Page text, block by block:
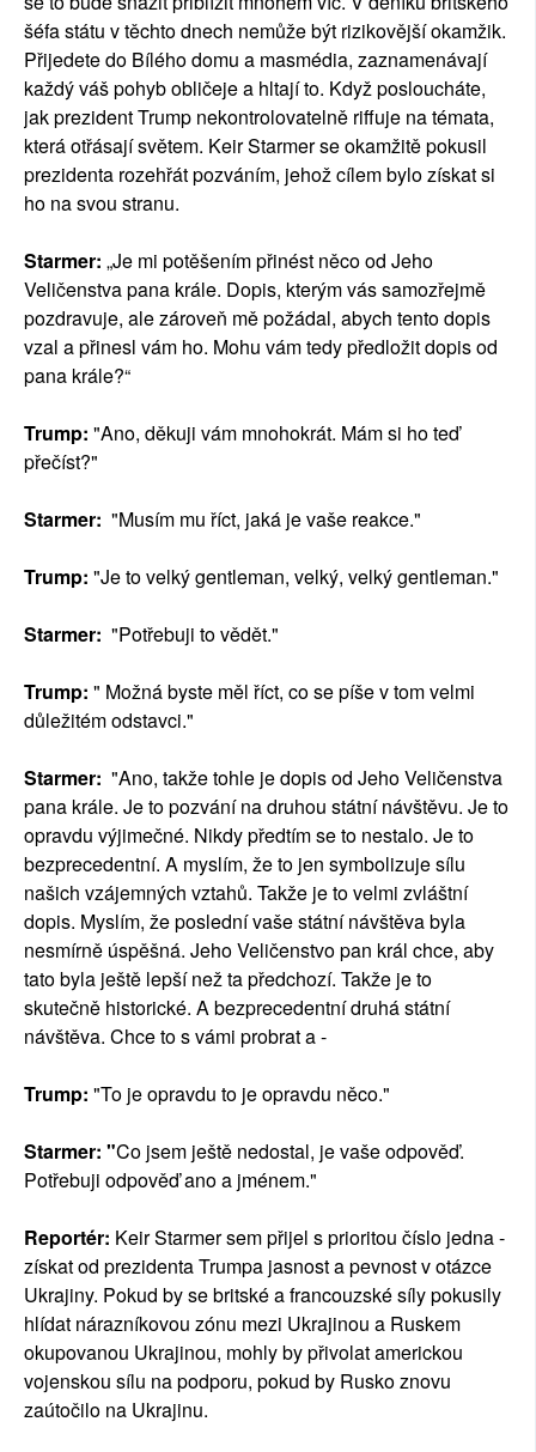
šéfa státu v těchto dnech nemůže být rizikovější okamžik.
Přijedete do Bílého domu a masmédia, zaznamenávají
každý váš pohyb obličeje a hltají to. Když posloucháte,
jak prezident Trump nekontrolovatelně riffuje na témata,
která otřásají světem. Keir Starmer se okamžitě pokusil
prezidenta rozehřát pozváním, jehož cílem bylo získat si
ho na svou stranu.
Starmer: „Je mi potěšením přinést něco od Jeho
Veličenstva pana krále. Dopis, kterým vás samozřejmě
pozdravuje, ale zároveň mě požádal, abych tento dopis
vzal a přinesl vám ho. Mohu vám tedy předložit dopis od
pana krále?“
Trump: "Ano, děkuji vám mnohokrát. Mám si ho teď
přečíst?"
Starmer: "Musím mu říct, jaká je vaše reakce."
Trump: "Je to velký gentleman, velký, velký gentleman."
Starmer: "Potřebuji to vědět."
Trump: " Možná byste měl říct, co se píše v tom velmi
důležitém odstavci."
Starmer: "Ano, takže tohle je dopis od Jeho Veličenstva
pana krále. Je to pozvání na druhou státní návštěvu. Je to
opravdu výjimečné. Nikdy předtím se to nestalo. Je to
bezprecedentní. A myslím, že to jen symbolizuje sílu
našich vzájemných vztahů. Takže je to velmi zvláštní
dopis. Myslím, že poslední vaše státní návštěva byla
nesmírně úspěšná. Jeho Veličenstvo pan král chce, aby
tato byla ještě lepší než ta předchozí. Takže je to
skutečně historické. A bezprecedentní druhá státní
návštěva. Chce to s vámi probrat a -
Trump: "To je opravdu to je opravdu něco."
Starmer: "Co jsem ještě nedostal, je vaše odpověď.
Potřebuji odpověď ano a jménem."
Reportér: Keir Starmer sem přijel s prioritou číslo jedna -
získat od prezidenta Trumpa jasnost a pevnost v otázce
Ukrajiny. Pokud by se britské a francouzské síly pokusily
hlídat nárazníkovou zónu mezi Ukrajinou a Ruskem
okupovanou Ukrajinou, mohly by přivolat americkou
vojenskou sílu na podporu, pokud by Rusko znovu
zaútočilo na Ukrajinu.